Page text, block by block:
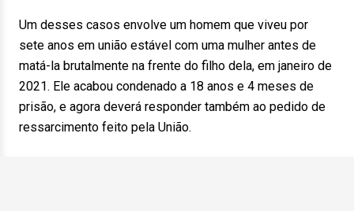
Um desses casos envolve um homem que viveu por
sete anos em união estável com uma mulher antes de
matá-la brutalmente na frente do filho dela, em janeiro de
2021. Ele acabou condenado a 18 anos e 4 meses de
prisão, e agora deverá responder também ao pedido de
ressarcimento feito pela União.